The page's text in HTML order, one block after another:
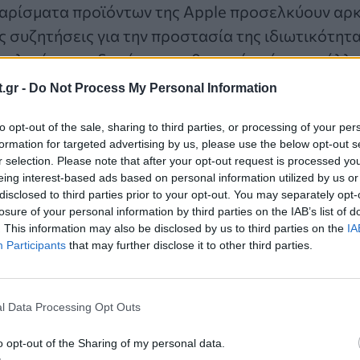
- Do Not Process My Personal Information
opt-out of the sale, sharing to third parties, or processing of your
for targeted advertising by us, please use the below opt-out
selection. Please note that after your opt-out request is processed
interest-based ads based on personal information utilized by us
to third parties prior to your opt-out. You may separately
of your personal information by third parties on the IAB’s list of
This information may also be disclosed by us to third parties on the
Participants that may further disclose it to other third parties.
Data Processing Opt Outs
opt-out of the Sharing of my personal data.
προϊόντων της Apple προσελκύουν
για την προστασία της
που δεν έχουν ρυθμιστεί ακόμη
Vision Pro και την αυξανόμενη
ιδιωτικότητας μέσω της εμφάνισης
bots, που χρησιμοποιούν τη γλωσσική
ευκαιρία για την ενίσχυση της
εξελιγμένος βοηθός bot θα μπορούσε να
διασφαλίζοντας την προστασία